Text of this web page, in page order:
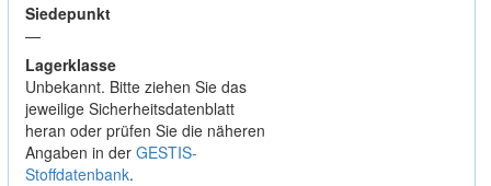
Siedepunkt
—
Lagerklasse
Unbekannt. Bitte ziehen Sie das
jeweilige Sicherheitsdatenblatt
heran oder prüfen Sie die näheren
Angaben in der GESTIS-
Stoffdatenbank.